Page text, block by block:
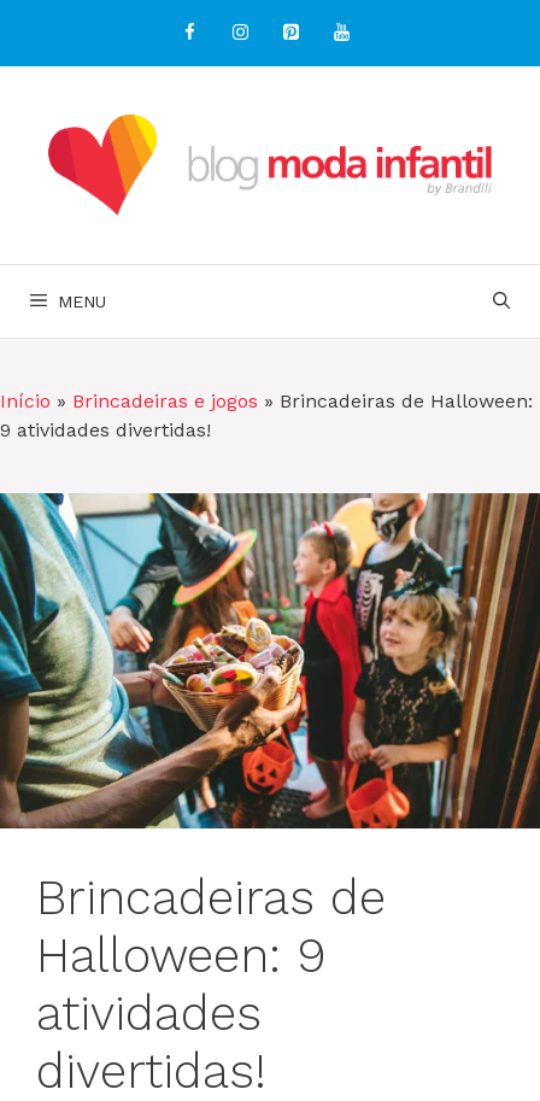
o
MENU
Início » Brincadeiras e jogos » Brincadeiras de Halloween:
9 atividades divertidas!
Brincadeiras de
Halloween: 9
atividades
divertidas!